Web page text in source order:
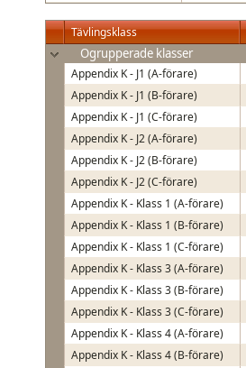
Tävlingsklass
Ogrupperade klasser
Appendix K - J1 (A-förare)
Appendix K - J1 (B-förare)
Appendix K - J1 (C-förare)
Appendix K - J2 (A-förare)
Appendix K - J2 (B-förare)
Appendix K - J2 (C-förare)
Appendix K - Klass 1 (A-förare)
Appendix K - Klass 1 (B-förare)
Appendix K - Klass 1 (C-förare)
Appendix K - Klass 3 (A-förare)
Appendix K - Klass 3 (B-förare)
Appendix K - Klass 3 (C-förare)
Appendix K - Klass 4 (A-förare)
Appendix K - Klass 4 (B-förare)